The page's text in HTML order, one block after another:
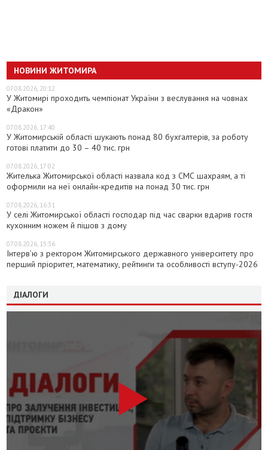
НОВИНИ ЖИТОМИРА
07.08.2026, 20:12
У Житомирі проходить чемпіонат України з веслування на човнах
«Дракон»
07.08.2026, 17:40
У Житомирській області шукають понад 80 бухгалтерів, за роботу
готові платити до 30 – 40 тис. грн
07.08.2026, 17:02
Жителька Житомирської області назвала код з СМС шахраям, а ті
оформили на неї онлайн-кредитів на понад 30 тис. грн
07.08.2026, 16:31
У селі Житомирської області господар під час сварки вдарив гостя
кухонним ножем й пішов з дому
07.08.2026, 15:36
Інтерв’ю з ректором Житомирського державного університету про
перший пріоритет, математику, рейтинги та особливості вступу-2026
ДІАЛОГИ